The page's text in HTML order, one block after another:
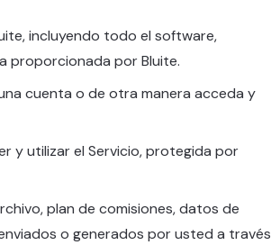
incluyendo todo el software,
proporcionada por Bluite.
cuenta o de otra manera acceda y
y utilizar el Servicio, protegida por
plan de comisiones, datos de
o generados por usted a través